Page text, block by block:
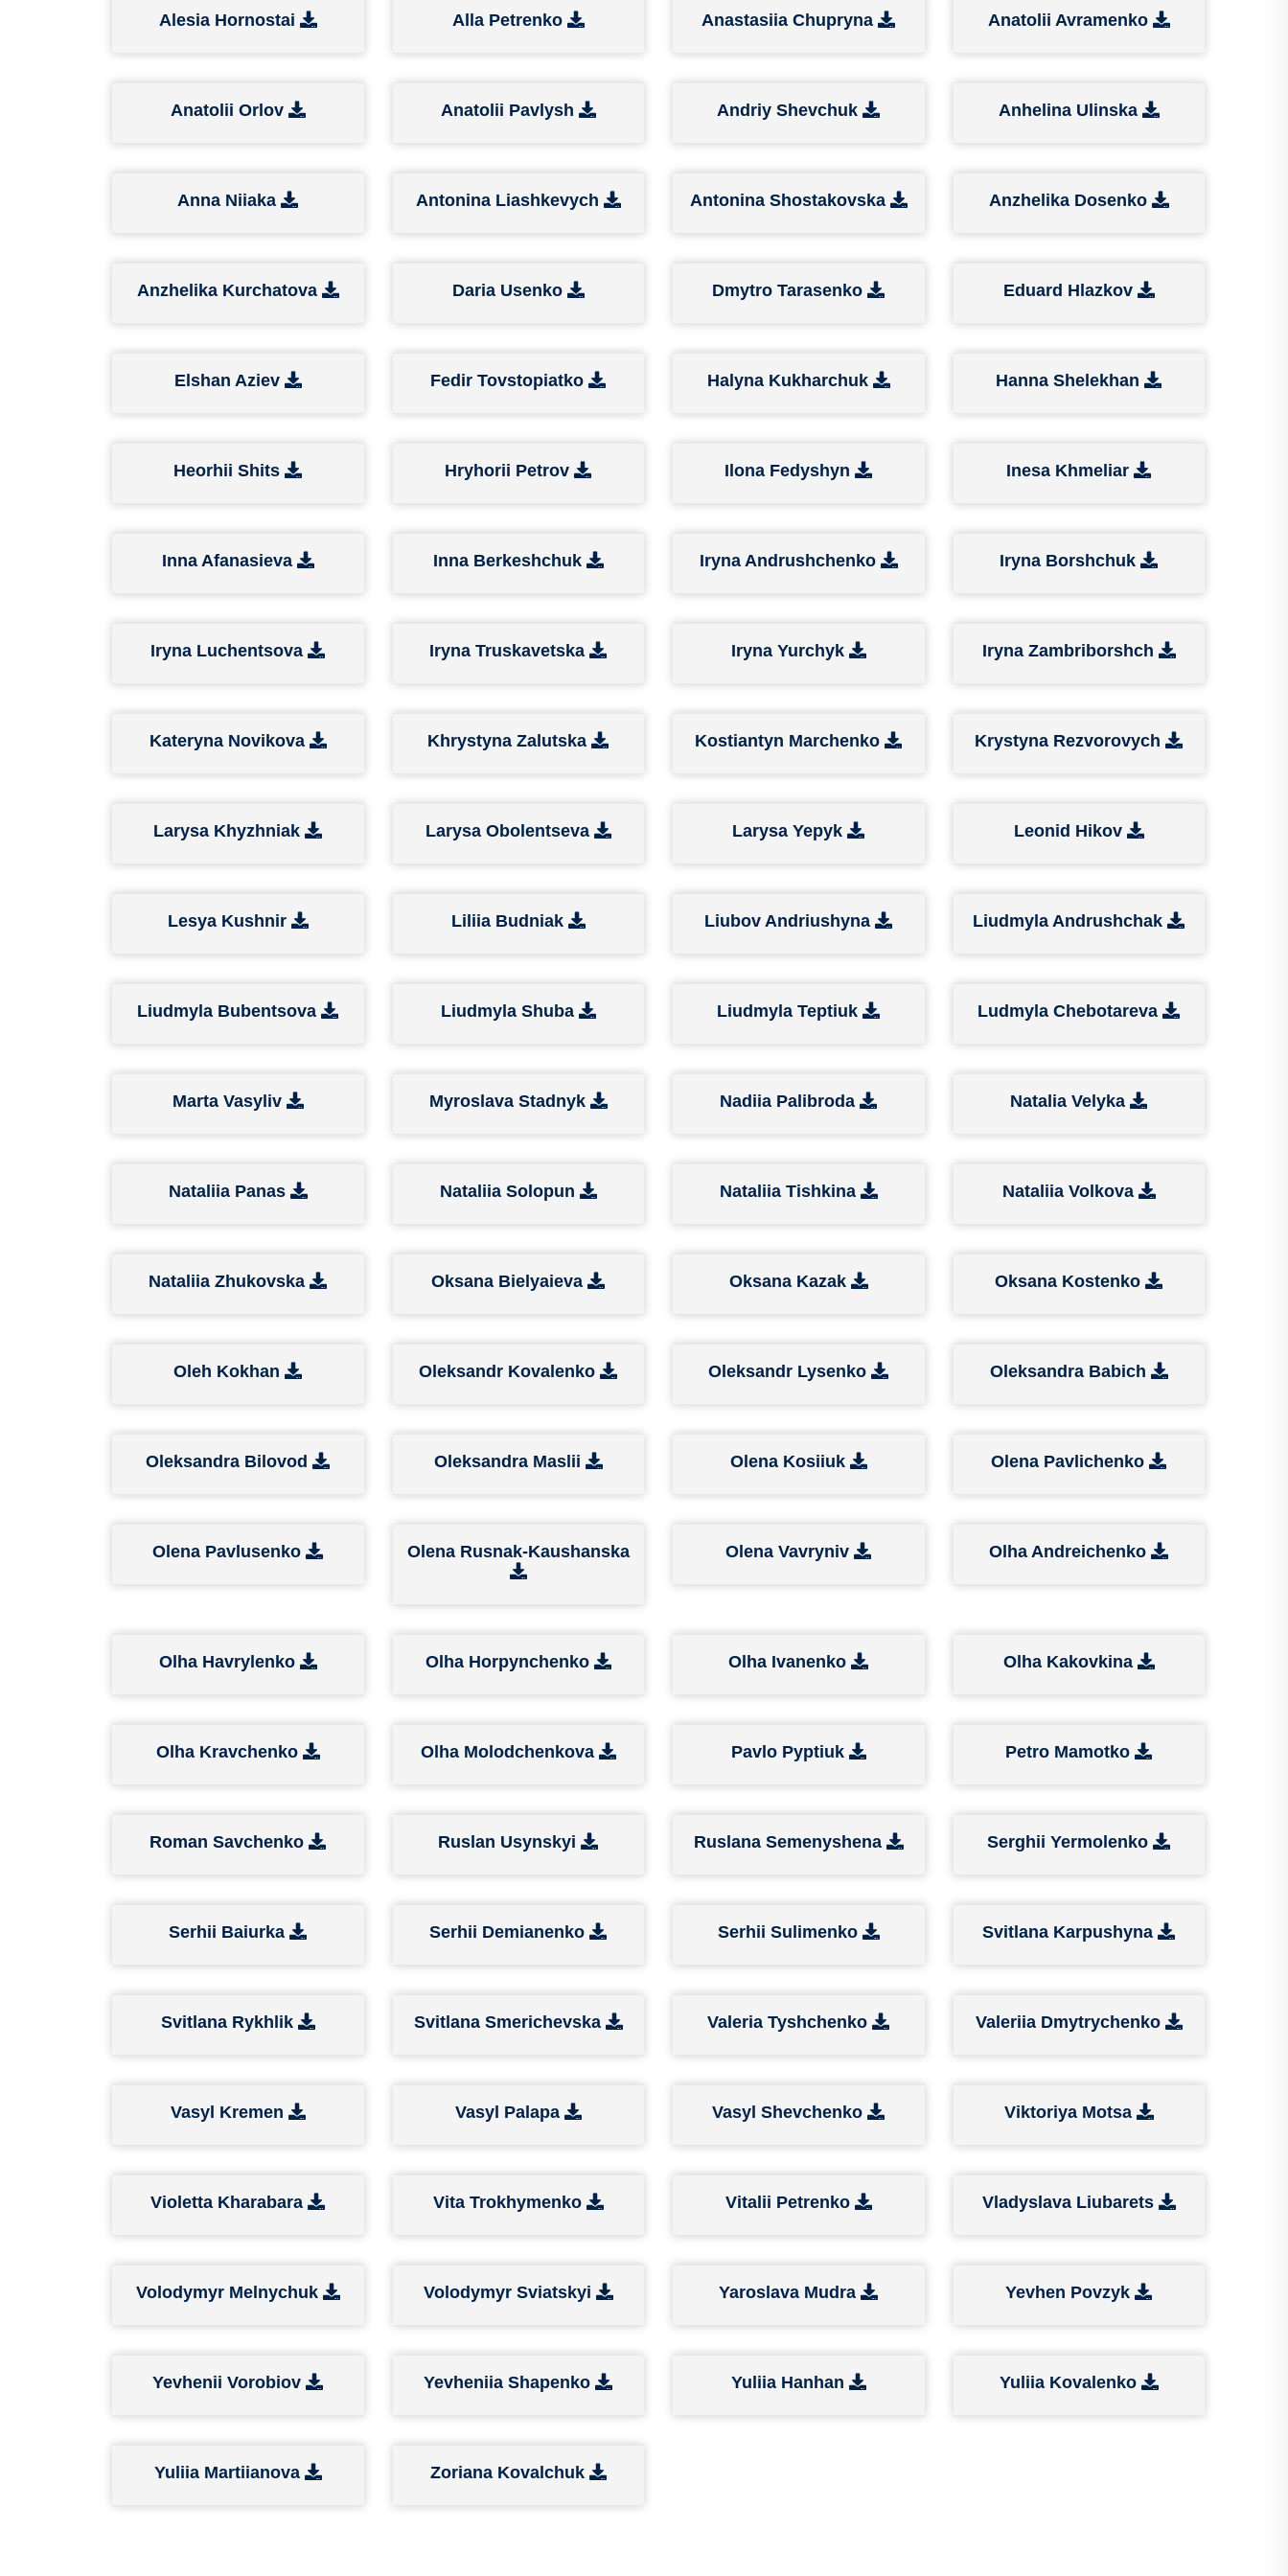
Alesia Hornostai Alla Petrenko Anastasiia Chupryna Anatolii Avramenko
Anatolii Orlov Anatolii Pavlysh Andriy Shevchuk Anhelina Ulinska
Anna Niiaka Antonina Liashkevych Antonina Shostakovska Anzhelika Dosenko
Anzhelika Kurchatova Daria Usenko Dmytro Tarasenko Eduard Hlazkov
Elshan Aziev Fedir Tovstopiatko Halyna Kukharchuk Hanna Shelekhan
Heorhii Shits Hryhorii Petrov Ilona Fedyshyn Inesa Khmeliar
Inna Afanasieva Inna Berkeshchuk Iryna Andrushchenko Iryna Borshchuk
Iryna Luchentsova Iryna Truskavetska Iryna Yurchyk Iryna Zambriborshch
Kateryna Novikova Khrystyna Zalutska Kostiantyn Marchenko Krystyna Rezvorovych
Larysa Khyzhniak Larysa Obolentseva Larysa Yepyk Leonid Hikov
Lesya Kushnir Liliia Budniak Liubov Andriushyna Liudmyla Andrushchak
Liudmyla Bubentsova Liudmyla Shuba Liudmyla Teptiuk Ludmyla Chebotareva
Marta Vasyliv Myroslava Stadnyk Nadiia Palibroda Natalia Velyka
Nataliia Panas Nataliia Solopun Nataliia Tishkina Nataliia Volkova
Nataliia Zhukovska Oksana Bielyaieva Oksana Kazak Oksana Kostenko
Oleh Kokhan Oleksandr Kovalenko Oleksandr Lysenko Oleksandra Babich
Oleksandra Bilovod Oleksandra Maslii Olena Kosiiuk Olena Pavlichenko
Olena Pavlusenko Olena Rusnak-Kaushanska Olena Vavryniv Olha Andreichenko
Olha Havrylenko Olha Horpynchenko Olha Ivanenko Olha Kakovkina
Olha Kravchenko Olha Molodchenkova Pavlo Pyptiuk Petro Mamotko
Roman Savchenko Ruslan Usynskyi Ruslana Semenyshena Serghii Yermolenko
Serhii Baiurka Serhii Demianenko Serhii Sulimenko Svitlana Karpushyna
Svitlana Rykhlik Svitlana Smerichevska Valeria Tyshchenko Valeriia Dmytrychenko
Vasyl Kremen Vasyl Palapa Vasyl Shevchenko Viktoriya Motsa
Violetta Kharabara Vita Trokhymenko Vitalii Petrenko Vladyslava Liubarets
Volodymyr Melnychuk Volodymyr Sviatskyi Yaroslava Mudra Yevhen Povzyk
Yevhenii Vorobiov Yevheniia Shapenko Yuliia Hanhan Yuliia Kovalenko
Yuliia Martiianova Zoriana Kovalchuk